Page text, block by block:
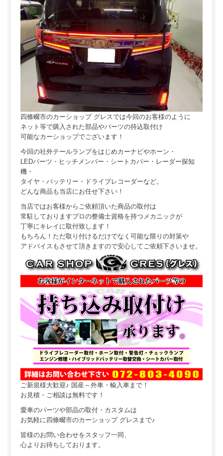
四條畷市のカーショップ グレスでは今回のお客様のように
ネット等で購入された部品やパーツの持込取付け
可能なカーショップでございます！
今回の社外テールランプをはじめカーナビやホーン・
LEDパーツ・ヒッチメンバー・シートカバー・レーダー探知
機・
タイヤ・バッテリー・ドライブレコーダーなど。
どんな商品も当店にお任せ下さい！
当店ではお客様からご依頼頂いた商品の取付は
常駐しておりますプロの整備士資格を持つメカニックが
丁寧にキレイに取付致します！
もちろん！ただ取り付けるだけでなく可能な限りの対策や
アドバイスもさせて頂きますので安心してご依頼下さいませ。
ご新規様大歓迎♪ 国産～外車・輸入車まで！
お見積・ご相談は無料です！
愛車のパーツや部品の取付・カスタムは
お気軽に四條畷市のカーショップ グレスまで♪
皆様のお問い合わせをスタッフ一同、
心よりお待ちしております。